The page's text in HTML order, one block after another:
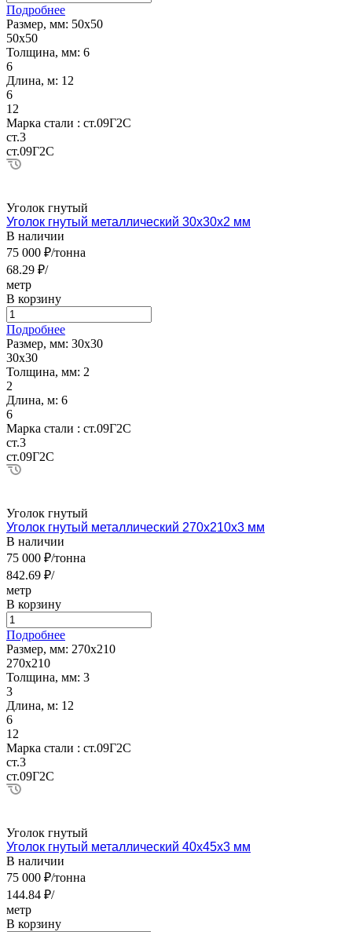
Подробнее
Размер, мм: 50х50
50х50
Толщина, мм: 6
6
Длина, м: 12
6
12
Марка стали : ст.09Г2С
ст.3
ст.09Г2С
Уголок гнутый
Уголок гнутый металлический 30х30х2 мм
В наличии
75 000 ₽/тонна
68.29 ₽/
метр
В корзину
Подробнее
Размер, мм: 30х30
30х30
Толщина, мм: 2
2
Длина, м: 6
6
Марка стали : ст.09Г2С
ст.3
ст.09Г2С
Уголок гнутый
Уголок гнутый металлический 270х210х3 мм
В наличии
75 000 ₽/тонна
842.69 ₽/
метр
В корзину
Подробнее
Размер, мм: 270х210
270х210
Толщина, мм: 3
3
Длина, м: 12
6
12
Марка стали : ст.09Г2С
ст.3
ст.09Г2С
Уголок гнутый
Уголок гнутый металлический 40х45х3 мм
В наличии
75 000 ₽/тонна
144.84 ₽/
метр
В корзину